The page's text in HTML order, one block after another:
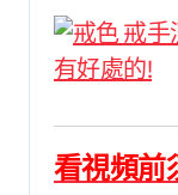
看視頻前